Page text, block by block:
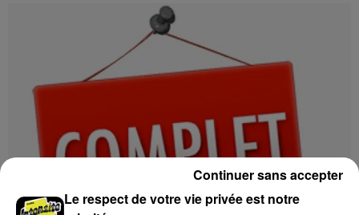
Le respect de votre vie privée est notre
Continuer sans accepter